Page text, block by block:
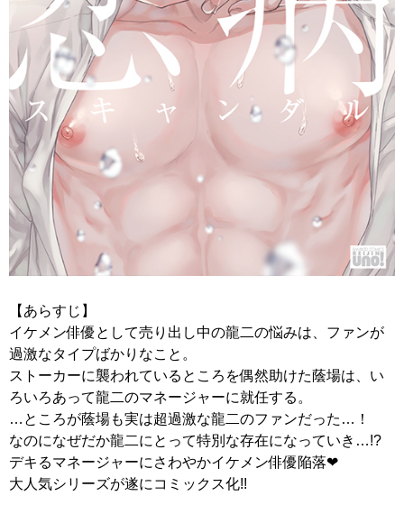
【あらすじ】
イケメン俳優として売り出し中の龍二の悩みは、ファンが
過激なタイプばかりなこと。
ストーカーに襲われているところを偶然助けた蔭場は、い
ろいろあって龍二のマネージャーに就任する。
…ところが蔭場も実は超過激な龍二のファンだった…！
なのになぜだか龍二にとって特別な存在になっていき…!?
デキるマネージャーにさわやかイケメン俳優陥落❤
大人気シリーズが遂にコミックス化!!